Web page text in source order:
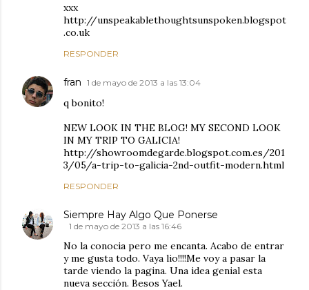
xxx
http://unspeakablethoughtsunspoken.blogspot
.co.uk
RESPONDER
fran 1 de mayo de 2013 a las 13:04
q bonito!
NEW LOOK IN THE BLOG! MY SECOND LOOK
IN MY TRIP TO GALICIA!
http://showroomdegarde.blogspot.com.es/201
3/05/a-trip-to-galicia-2nd-outfit-modern.html
RESPONDER
Siempre Hay Algo Que Ponerse
1 de mayo de 2013 a las 16:46
No la conocia pero me encanta. Acabo de entrar
y me gusta todo. Vaya lio!!!!Me voy a pasar la
tarde viendo la pagina. Una idea genial esta
nueva sección. Besos Yael.